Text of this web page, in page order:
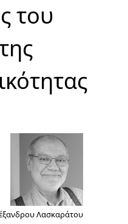
του
Λασκαράτου